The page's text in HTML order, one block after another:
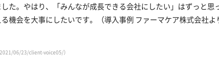
た。やはり、「みんなが成長できる会社にしたい」はずっと思
機会を大事にしたいです。（導入事例 ファーマケア株式会社よ
06/23/client-voice05/）